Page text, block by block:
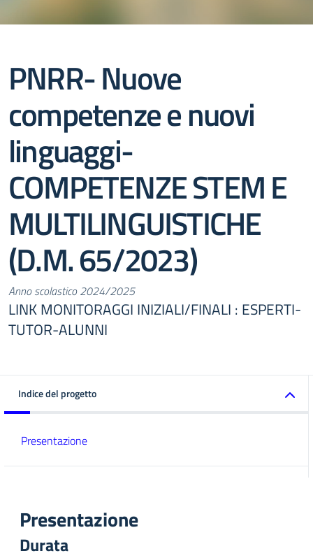
PNRR- Nuove
competenze e nuovi
linguaggi-
COMPETENZE STEM E
MULTILINGUISTICHE
(D.M. 65/2023)
Anno scolastico 2024/2025
LINK MONITORAGGI INIZIALI/FINALI : ESPERTI-
TUTOR-ALUNNI
Indice del progetto
Presentazione
Presentazione
Durata